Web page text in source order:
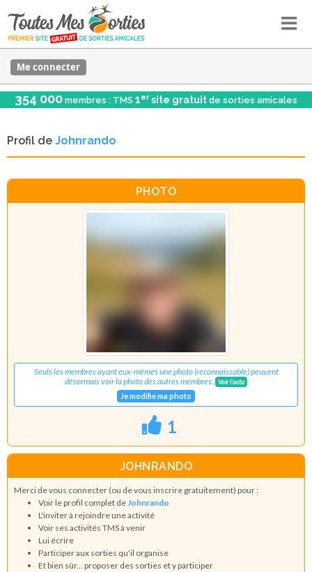
Me connecter
354 000 membres : TMS 1er site gratuit de sorties amicales
Profil de Johnrando
PHOTO
Seuls les membres ayant eux-mêmes une photo (reconnaissable) peuvent
désormais voir la photo des autres membres.
Voir l'actu
Je modifie ma photo
1
JOHNRANDO
Merci de vous connecter (ou de vous inscrire gratuitement) pour :
Voir le profil complet deJohnrando
L'inviter à rejoindre une activité
Voir ses activités TMS à venir
Lui écrire
Participer aux sorties qu'il organise
Et bien sûr... proposer des sorties et y participer